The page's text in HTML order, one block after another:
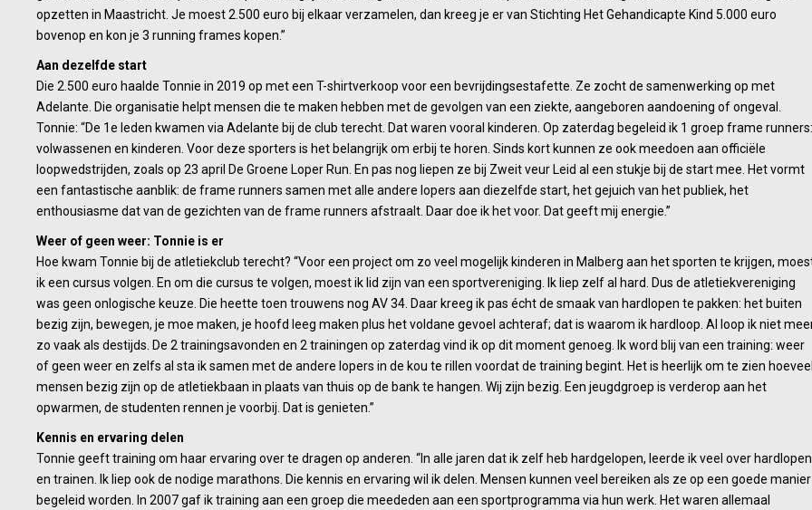
opzetten in Maastricht. Je moest 2.500 euro bij elkaar verzamelen, dan kreeg je er van Stichting Het Gehandicapte Kind 5.000 euro
bovenop en kon je 3 running frames kopen.”
Aan dezelfde start
Die 2.500 euro haalde Tonnie in 2019 op met een T-shirtverkoop voor een bevrijdingsestafette. Ze zocht de samenwerking op met
Adelante. Die organisatie helpt mensen die te maken hebben met de gevolgen van een ziekte, aangeboren aandoening of ongeval.
Tonnie: “De 1e leden kwamen via Adelante bij de club terecht. Dat waren vooral kinderen. Op zaterdag begeleid ik 1 groep frame runners:
volwassenen en kinderen. Voor deze sporters is het belangrijk om erbij te horen. Sinds kort kunnen ze ook meedoen aan officiële
loopwedstrijden, zoals op 23 april De Groene Loper Run. En pas nog liepen ze bij Zweit veur Leid al een stukje bij de start mee. Het vormt
een fantastische aanblik: de frame runners samen met alle andere lopers aan diezelfde start, het gejuich van het publiek, het
enthousiasme dat van de gezichten van de frame runners afstraalt. Daar doe ik het voor. Dat geeft mij energie.”
Weer of geen weer: Tonnie is er
Hoe kwam Tonnie bij de atletiekclub terecht? “Voor een project om zo veel mogelijk kinderen in Malberg aan het sporten te krijgen,
ik een cursus volgen. En om die cursus te volgen, moest ik lid zijn van een sportvereniging. Ik liep zelf al hard. Dus de atletiekvereniging
was geen onlogische keuze. Die heette toen trouwens nog AV 34. Daar kreeg ik pas écht de smaak van hardlopen te pakken: het buiten
bezig zijn, bewegen, je moe maken, je hoofd leeg maken plus het voldane gevoel achteraf; dat is waarom ik hardloop. Al loop ik niet
zo vaak als destijds. De 2 trainingsavonden en 2 trainingen op zaterdag vind ik op dit moment genoeg. Ik word blij van een training: weer
of geen weer en zelfs al sta ik samen met de andere lopers in de kou te rillen voordat de training begint. Het is heerlijk om te zien
mensen bezig zijn op de atletiekbaan in plaats van thuis op de bank te hangen. Wij zijn bezig. Een jeugdgroep is verderop aan het
opwarmen, de studenten rennen je voorbij. Dat is genieten.”
Kennis en ervaring delen
Tonnie geeft training om haar ervaring over te dragen op anderen. “In alle jaren dat ik zelf heb hardgelopen, leerde ik veel over hardlopen
en trainen. Ik liep ook de nodige marathons. Die kennis en ervaring wil ik delen. Mensen kunnen veel bereiken als ze op een goede manier
begeleid worden. In 2007 gaf ik training aan een groep die meededen aan een sportprogramma via hun werk. Het waren allemaal